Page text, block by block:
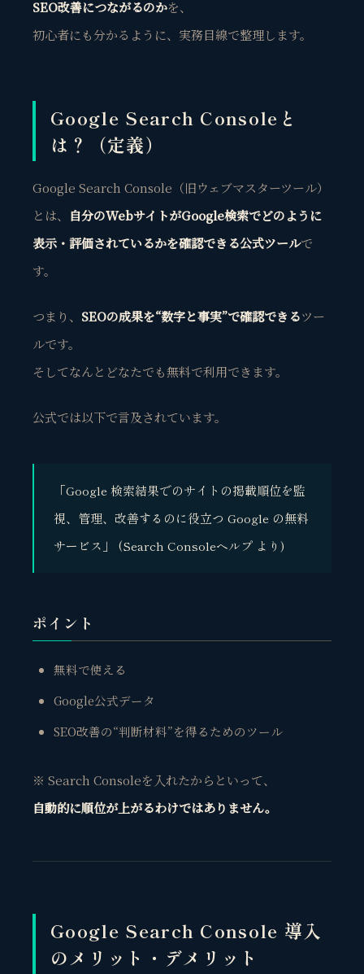
SEO改善につながるのかを、
初心者にも分かるように、実務目線で整理します。
Google Search Consoleと
は？（定義）
Google Search Console（旧ウェブマスターツール）
とは、 自分のWebサイトがGoogle検索でどのように
表示・評価されているかを確認できる公式ツールで
す。
つまり、 SEOの成果を“数字と事実”で確認できるツー
ルです。
そしてなんとどなたでも無料で利用できます。
公式では以下で言及されています。
「Google 検索結果でのサイトの掲載順位を監
視、管理、改善するのに役立つ Google の無料
サービス」 (Search Consoleヘルプ より)
ポイント
無料で使える
Google公式データ
SEO改善の“判断材料”を得るためのツール
※ Search Consoleを入れたからといって、
自動的に順位が上がるわけではありません。
Google Search Console 導入
のメリット・デメリット